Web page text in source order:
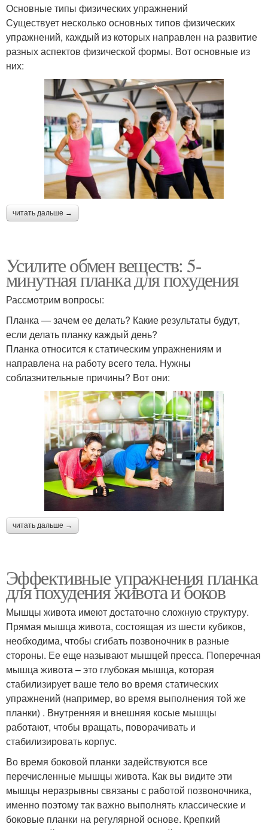
Основные типы физических упражнений
Существует несколько основных типов физических
упражнений, каждый из которых направлен на развитие
разных аспектов физической формы. Вот основные из
них:
читать дальше →
Усилите обмен веществ: 5-
минутная планка для похудения
Рассмотрим вопросы:
Планка — зачем ее делать? Какие результаты будут,
если делать планку каждый день?
Планка относится к статическим упражнениям и
направлена на работу всего тела. Нужны
соблазнительные причины? Вот они:
читать дальше →
Эффективные упражнения планка
для похудения живота и боков
Мышцы живота имеют достаточно сложную структуру.
Прямая мышца живота, состоящая из шести кубиков,
необходима, чтобы сгибать позвоночник в разные
стороны. Ее еще называют мышцей пресса. Поперечная
мышца живота – это глубокая мышца, которая
стабилизирует ваше тело во время статических
упражнений (например, во время выполнения той же
планки) . Внутренняя и внешняя косые мышцы
работают, чтобы вращать, поворачивать и
стабилизировать корпус.
Во время боковой планки задействуются все
перечисленные мышцы живота. Как вы видите эти
мышцы неразрывны связаны с работой позвоночника,
именно поэтому так важно выполнять классические и
боковые планки на регулярной основе. Крепкий